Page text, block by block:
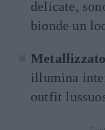
delicate,
bionde un
Metallizzato
illumina
outfit